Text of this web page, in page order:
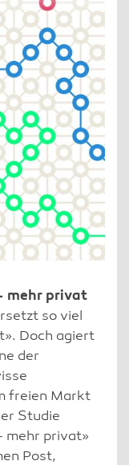
mehr privat
so viel
Doch agiert
der
freien Markt
Studie
mehr privat»
Post,